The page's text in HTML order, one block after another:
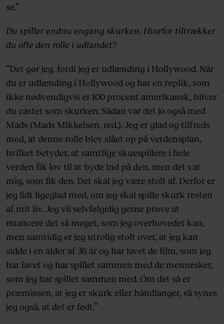
se.”
Du spiller endnu engang skurken. Hvorfor tiltrækker
du ofte den rolle i udlandet?
”Det gør jeg, fordi jeg er udlænding i Hollywood. Når
du er udlænding i Hollywood og har en replik, som
ikke nødvendigvis er 100 procent amerikansk, bliver
du castet som skurken. Sådan var det jo også med
Mads (Mads Mikkelsen, red.). Jeg er glad og tilfreds
med, at denne rolle blev slået op på verdensplan,
hvilket betyder, at samtlige skuespillere i hele
verden fik lov til at byde ind på den, men det var
mig, som fik den. Det skal jeg være stolt af. Derfor er
jeg lidt ligeglad med, om jeg skal spille skurk resten
af mit liv. Jeg vil selvfølgelig gerne prøve at
nuancere det så meget, som jeg overhovedet kan,
men samtidig er jeg utrolig stolt over, at jeg kan
sidde i en alder af 36 år og har lavet de film, som jeg
har lavet og har spillet sammen med de mennesker,
som jeg har spillet sammen med. Om det så er
præmissen, at jeg er skurk eller håndlanger, så synes
jeg også, at det er fedt.”